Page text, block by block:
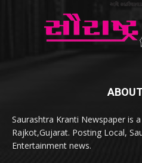
Saurashtra Kranti Newspaper is
Rajkot,Gujarat. Posting Local,
Entertainment news.